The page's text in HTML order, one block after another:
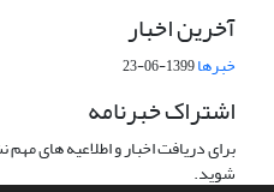
آخرین اخبار
خبرها1399-06-23
اشتراک خبرنامه
برای دریافت اخبار و اطلاعیه های
شوید.